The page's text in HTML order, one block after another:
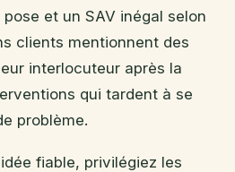
et un SAV inégal selon
clients mentionnent des
interlocuteur après la
qui tardent à se
problème.
fiable, privilégiez les